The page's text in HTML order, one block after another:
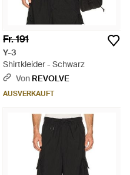
Fr. 191
Y-3
Shirtkleider - Schwarz
Von REVOLVE
AUSVERKAUFT